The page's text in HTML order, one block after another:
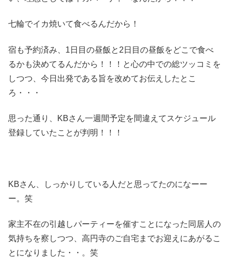
七輪でイカ焼いて食べるんだから！
宿も予約済み、1日目の昼飯と2日目の昼飯をどこで食べ
るかも決めてるんだから！！！と心の中での総ツッコミを
しつつ、今日出発である旨を改めてお伝えしたとこ
ろ・・・
思った通り、KBさん一週間予定を間違えてスケジュール
登録していたことが判明！！！
KBさん、しっかりしている人だと思ってたのになーー
ー。笑
家主不在の引越しパーティーを催すことになった同居人の
気持ちを察しつつ、高円寺のご自宅までお迎えにあがるこ
とになりました・・。笑